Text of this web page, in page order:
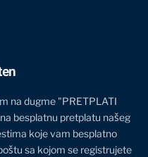
na dugme "PRETPLATI
besplatnu pretplatu našeg
koje vam besplatno
sa kojom se registrujete